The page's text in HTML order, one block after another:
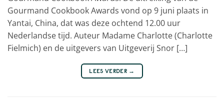
Gourmand Cookbook Awards vond op 9 juni plaats in
Yantai, China, dat was deze ochtend 12.00 uur
Nederlandse tijd. Auteur Madame Charlotte (Charlotte
Fielmich) en de uitgevers van Uitgeverij Snor […]
LEES VERDER →